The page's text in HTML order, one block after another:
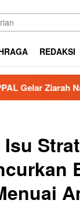
REDAKSI
Nasional dan